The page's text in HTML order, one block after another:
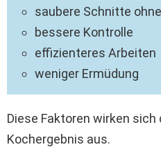
saubere Schnitte
bessere Kontrolle
effizienteres Arbeiten
weniger Ermüdung
Diese Faktoren wirken
Kochergebnis aus.